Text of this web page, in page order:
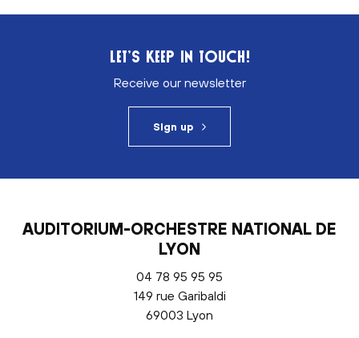
LET’S KEEP IN TOUCH!
Receive our newsletter
Sign up
AUDITORIUM-ORCHESTRE NATIONAL DE
LYON
04 78 95 95 95
149 rue Garibaldi
69003 Lyon